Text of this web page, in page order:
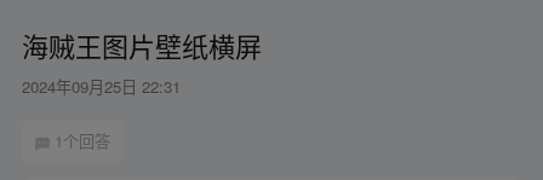
海贼王图片壁纸横屏
2024年09月25日 22:31
1个回答